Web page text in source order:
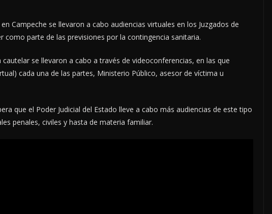
Campeche se llevaron a cabo audiencias virtuales en los Juzgados de
como parte de las previsiones por la contingencia sanitaria.
se llevaron a cabo a través de videoconferencias, en las que
cada una de las partes, Ministerio Público, asesor de víctima u
que el Poder Judicial del Estado lleve a cabo más audiencias de este tipo
penales, civiles y hasta de materia familiar.